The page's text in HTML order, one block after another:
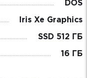
DOS
Iris Xe Graphics
SSD 512 ГБ
16 ГБ